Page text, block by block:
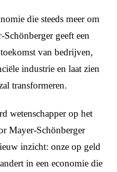
die steeds meer om
geeft een
van bedrijven,
industrie en laat zien
transformeren.
wetenschapper op het
Mayer-Schönberger
inzicht: onze op geld
in een economie die